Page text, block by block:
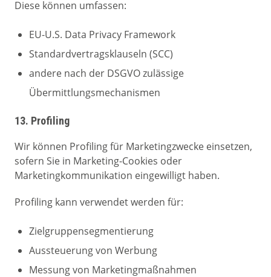
Diese können umfassen:
EU-U.S. Data Privacy Framework
Standardvertragsklauseln (SCC)
andere nach der DSGVO zulässige
Übermittlungsmechanismen
13. Profiling
Wir können Profiling für Marketingzwecke einsetzen,
sofern Sie in Marketing-Cookies oder
Marketingkommunikation eingewilligt haben.
Profiling kann verwendet werden für:
Zielgruppensegmentierung
Aussteuerung von Werbung
Messung von Marketingmaßnahmen